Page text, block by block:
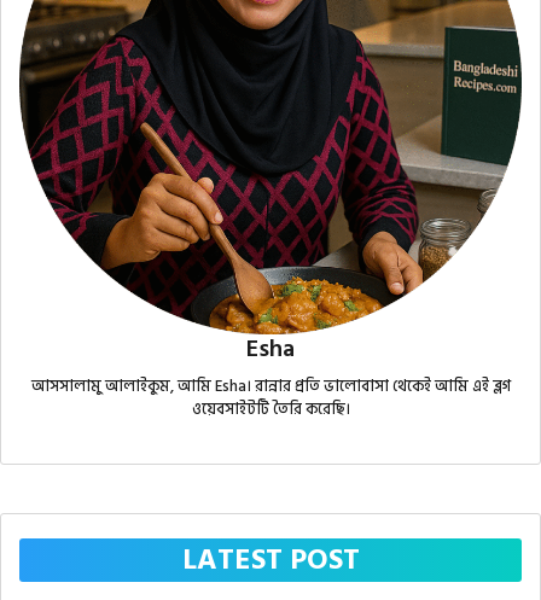
Esha
আসসালামু আলাইকুম, আমি Esha। রান্নার প্রতি ভালোবাসা থেকেই আমি এই ব্লগ
ওয়েবসাইটটি তৈরি করেছি।
LATEST POST